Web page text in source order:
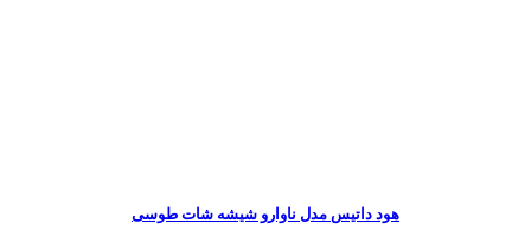
هود داتیس مدل ناوارو شیشه شات طوسی